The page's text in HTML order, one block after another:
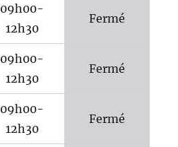
09h00-
12h30
Fermé
09h00-
12h30
Fermé
09h00-
12h30
Fermé